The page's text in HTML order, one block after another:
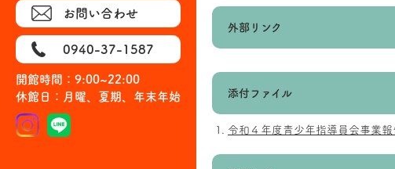
お問い合わせ
0940-37-1587
開館時間：9:00~22:00
休館日：月曜、夏期、年末年始
外部リンク
添付ファイル
令和４年度青少年指導員会事業